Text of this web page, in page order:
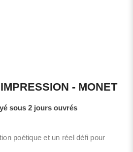
- MONET
sous 2 jours ouvrés
poétique et un réel défi pour